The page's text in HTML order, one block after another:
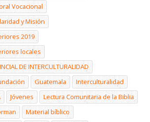
Vocacional
y Misión
2019
locales
DE INTERCULTURALIDAD
Guatemala
Interculturalidad
Jóvenes
Lectura Comunitaria de la Biblia
Material bíblico